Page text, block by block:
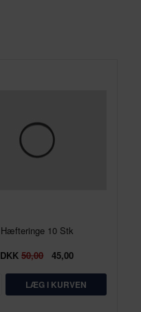
Hæfteringe 10 Stk
DKK50,00 45,00